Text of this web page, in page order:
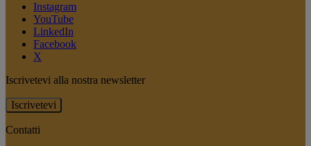
Instagram
YouTube
LinkedIn
Facebook
X
Iscrivetevi alla nostra newsletter
Iscrivetevi
Contatti